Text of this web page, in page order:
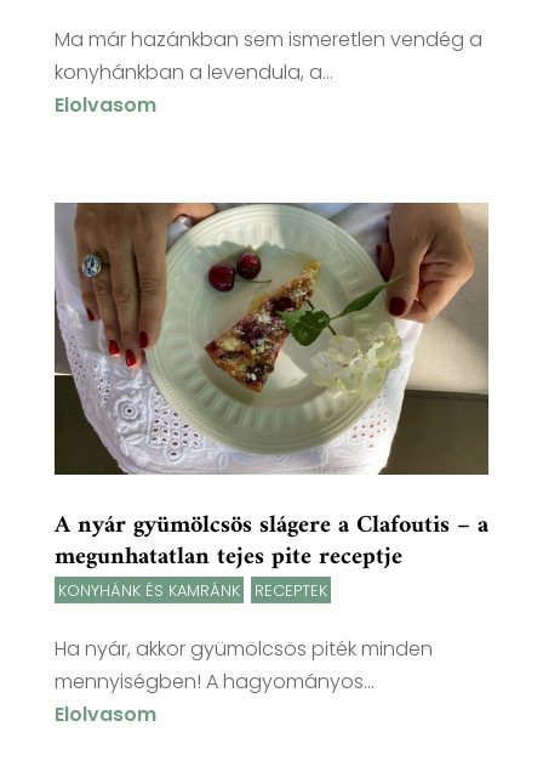
Ma már hazánkban sem ismeretlen vendég a
konyhánkban a levendula, a...
Elolvasom
A nyár gyümölcsös slágere a Clafoutis – a
megunhatatlan tejes pite receptje
KONYHÁNK ÉS KAMRÁNK RECEPTEK
Ha nyár, akkor gyümölcsös piték minden
mennyiségben! A hagyományos...
Elolvasom